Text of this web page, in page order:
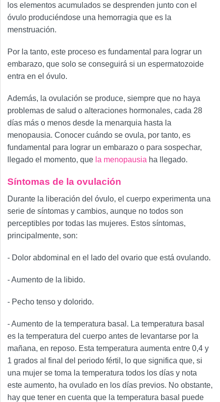
los elementos acumulados se desprenden junto con el
óvulo produciéndose una hemorragia que es la
menstruación.
Por la tanto, este proceso es fundamental para lograr un
embarazo, que solo se conseguirá si un espermatozoide
entra en el óvulo.
Además, la ovulación se produce, siempre que no haya
problemas de salud o alteraciones hormonales, cada 28
días más o menos desde la menarquia hasta la
menopausia. Conocer cuándo se ovula, por tanto, es
fundamental para lograr un embarazo o para sospechar,
llegado el momento, que la menopausia ha llegado.
Síntomas de la ovulación
Durante la liberación del óvulo, el cuerpo experimenta una
serie de síntomas y cambios, aunque no todos son
perceptibles por todas las mujeres. Estos síntomas,
principalmente, son:
- Dolor abdominal en el lado del ovario que está ovulando.
- Aumento de la libido.
- Pecho tenso y dolorido.
- Aumento de la temperatura basal. La temperatura basal
es la temperatura del cuerpo antes de levantarse por la
mañana, en reposo. Esta temperatura aumenta entre 0,4 y
1 grados al final del periodo fértil, lo que significa que, si
una mujer se toma la temperatura todos los días y nota
este aumento, ha ovulado en los días previos. No obstante,
hay que tener en cuenta que la temperatura basal puede